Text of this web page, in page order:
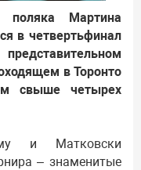
Мартина
в четвертьфинал
в Торонто
свыше четырех
и Матковски
– знаменитые